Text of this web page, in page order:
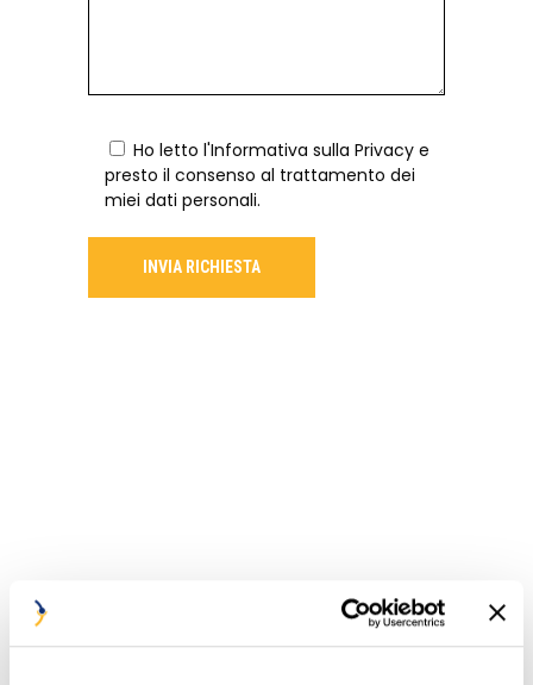
Ho letto l'Informativa sulla Privacy e
presto il consenso al trattamento dei
miei dati personali.
INVIA RICHIESTA